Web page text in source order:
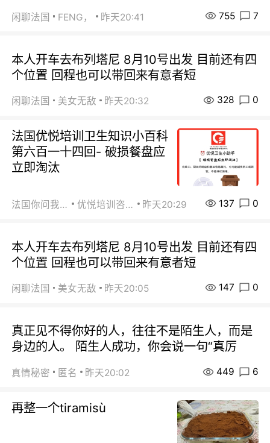
闲聊法国 FENG， 昨天20:41 755 7
本人开车去布列塔尼 8月10号出发 目前还有四
个位置 回程也可以带回来有意者短
闲聊法国 美女无敌 昨天20:32 328 0
法国优悦培训卫生知识小百科
第六百一十四回- 破损餐盘应
立即淘汰
法国你问我答 优悦培训咨询 昨天20:29 137 0
本人开车去布列塔尼 8月10号出发 目前还有四
个位置 回程也可以带回来有意者短
闲聊法国 美女无敌 昨天20:05 147 0
真正见不得你好的人，往往不是陌生人，而是
身边的人。 陌生人成功，你会说一句“真厉
真情秘密 匿名 昨天20:02 449 6
再整一个tiramisù